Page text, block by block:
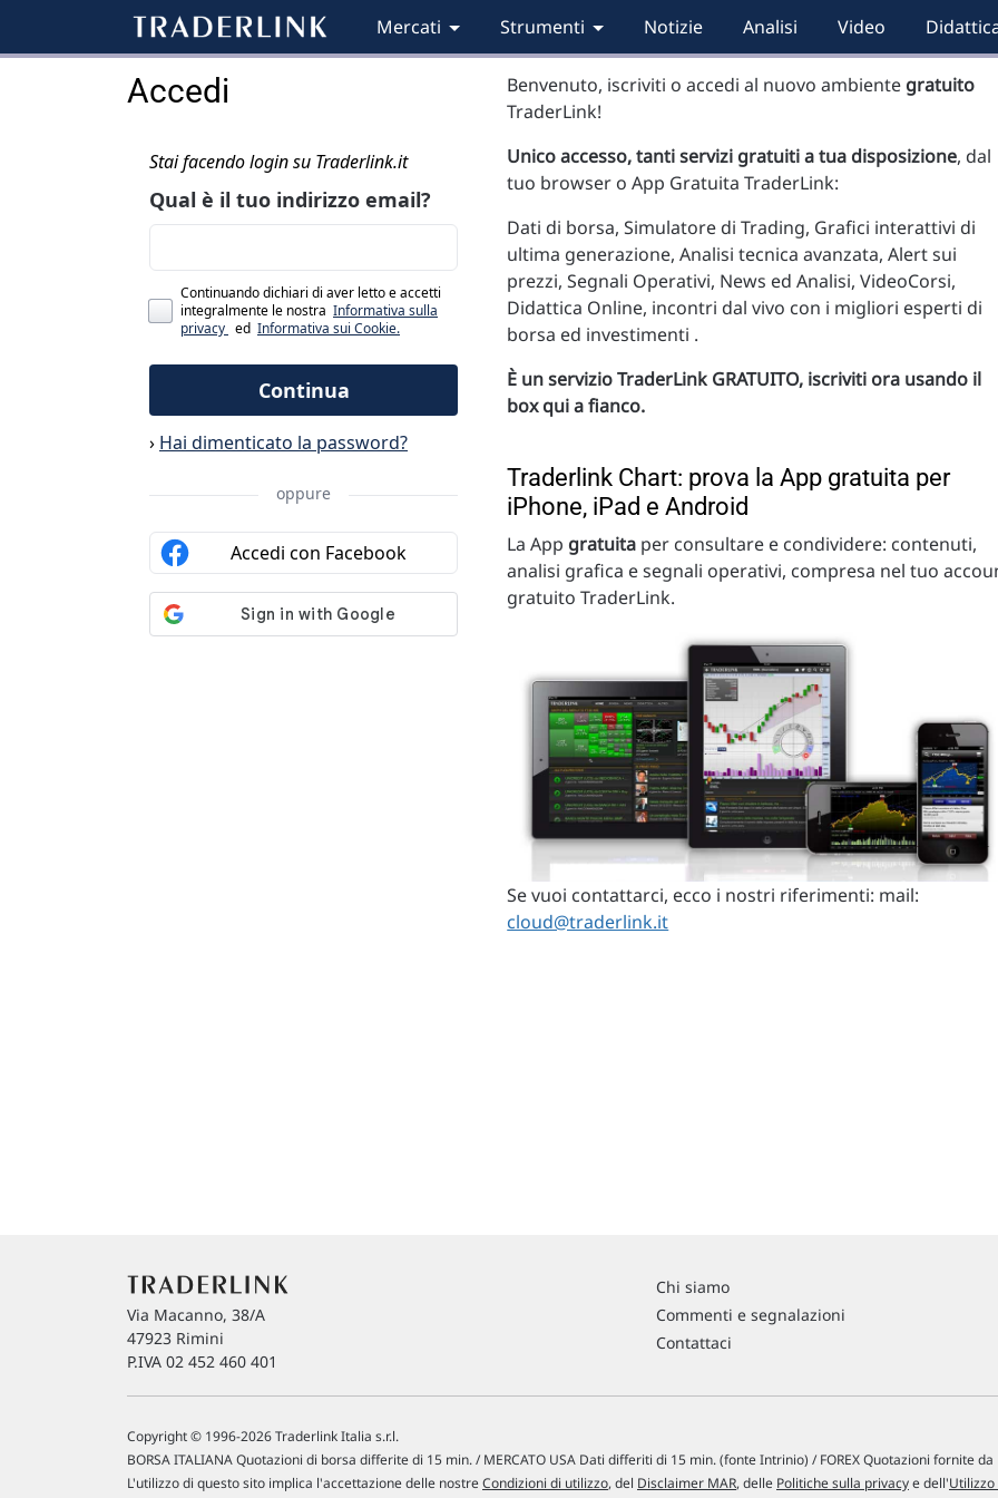
Mercati Strumenti Notizie Analisi Video
Accedi Benvenuto, iscriviti o accedi al nuovo ambiente gratuito
TraderLink!
Unico accesso, tanti servizi gratuiti a tua disposizione, dal
tuo browser o App Gratuita TraderLink:
Dati di borsa, Simulatore di Trading, Grafici interattivi di
ultima generazione, Analisi tecnica avanzata, Alert sui
prezzi, Segnali Operativi, News ed Analisi, VideoCorsi,
Didattica Online, incontri dal vivo con i migliori esperti di
borsa ed investimenti .
È un servizio TraderLink GRATUITO, iscriviti ora usando il
box qui a fianco.
Traderlink Chart: prova la App gratuita per
iPhone, iPad e Android
La App gratuita per consultare e condividere: contenuti,
analisi grafica e segnali operativi, compresa nel tuo
gratuito TraderLink.
Se vuoi contattarci, ecco i nostri riferimenti: mail:
cloud@traderlink.it
Via Macanno, 38/A
47923 Rimini
P.IVA 02 452 460 401
Chi siamo
Commenti e segnalazioni
Contattaci
Copyright © 1996-2026 Traderlink Italia s.r.l.
BORSA ITALIANA Quotazioni di borsa differite di 15 min. / MERCATO USA Dati differiti di 15 min. (fonte Intrinio) / FOREX Quotazioni fornite da
L'utilizzo di questo sito implica l'accettazione delle nostreCondizioni di utilizzo, del Disclaimer MAR, delle Politiche sulla privacye dell'